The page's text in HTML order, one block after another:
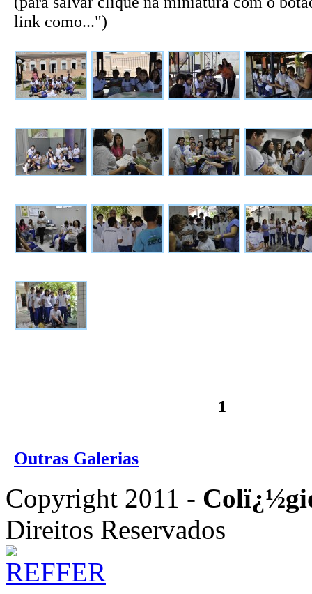
link como...")
1
Outras Galerias
Copyright 2011 -
Direitos Reservados